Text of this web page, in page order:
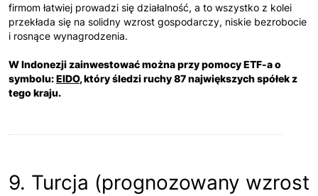
firmom łatwiej prowadzi się działalność, a to wszystko z kolei
przekłada się na solidny wzrost gospodarczy, niskie bezrobocie
i rosnące wynagrodzenia.
W Indonezji zainwestować można przy pomocy ETF-a o
symbolu:EIDO, który śledzi ruchy 87 największych spółek z
tego kraju.
9. Turcja (prognozowany wzrost